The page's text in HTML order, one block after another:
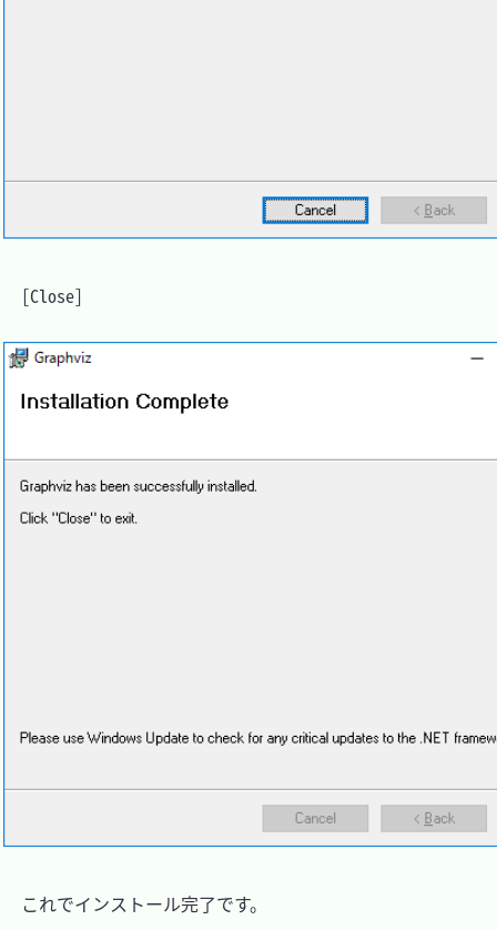
[Close]
これでインストール完了です。